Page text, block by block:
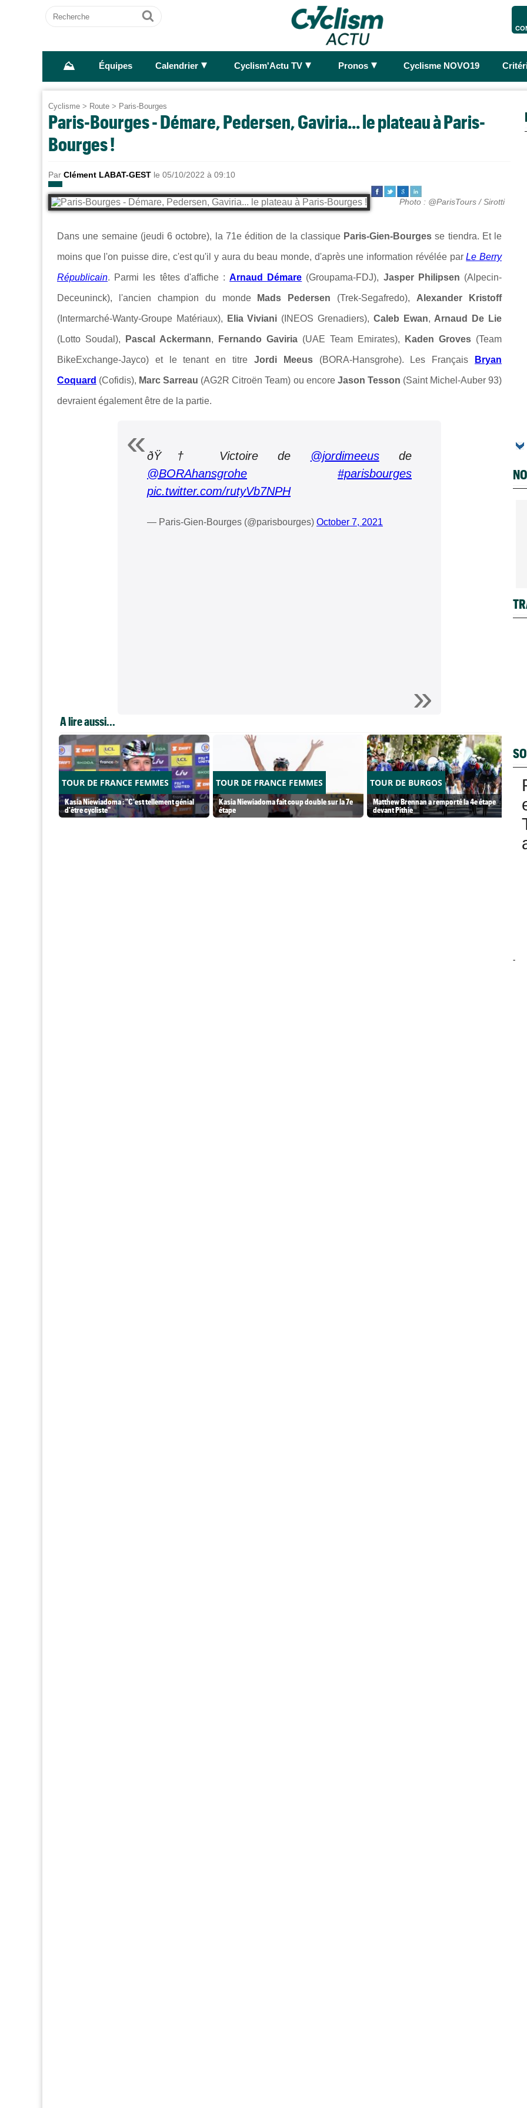
Recherche
Ok
⛰ Équipes Calendrier ► Cyclism'Actu TV ► Pronos ► Cyclisme NOVO19
Cyclisme > Route > Paris-Bourges
Paris-Bourges - Démare, Pedersen, Gaviria... le plateau à Paris-
Bourges !
Par Clément LABAT-GEST le 05/10/2022 à 09:10
Photo : @ParisTours / Sirotti
Dans une semaine (jeudi 6 octobre), l a 71e édition de la classique Paris-Gien-Bourges se tiendra. Et le
moins que l'on puisse dire, c'est qu'il y aura du beau monde, d'après une information révélée parLe Berry
Républicain. Parmi les têtes d'affiche :Arnaud Démare (Groupama-FDJ), Jasper Philipsen (Alpecin-
Deceuninck), l'ancien champion du monde Mads Pedersen (Trek-Segafredo), Alexander Kristoff
(Intermarché-Wanty-Groupe Matériaux), Elia Viviani (INEOS Grenadiers), Caleb Ewan, Arnaud De Lie
(Lotto Soudal), Pascal Ackermann, Fernando Gaviria (UAE Team Emirates), Kaden Groves (Team
BikeExchange-Jayco) et le tenant en titre Jordi Meeus(BORA-Hansgrohe). Les Français Bryan
Coquard (Cofidis), Marc Sarreau (AG2R Citroën Team) ou encore Jason Tesson (Saint Michel-Auber 93)
devraient également être de la partie.
ðŸ† Victoire de @jordimeeusde
@BORAhansgrohe
#parisbourges
pic.twitter.com/rutyVb7NPH
— Paris-Gien-Bourges (@parisbourges) October 7, 2021
A lire aussi...
TOUR DE FRANCE FEMMES
Kasia Niewiadoma : "C'est tellement génial
d'être cycliste"
TOUR DE FRANCE FEMMES
Kasia Niewiadoma fait coup double sur la 7e
étape
TOUR DE BURGOS
Matthew Brennan a remporté la 4e étape
devant Pithie
-